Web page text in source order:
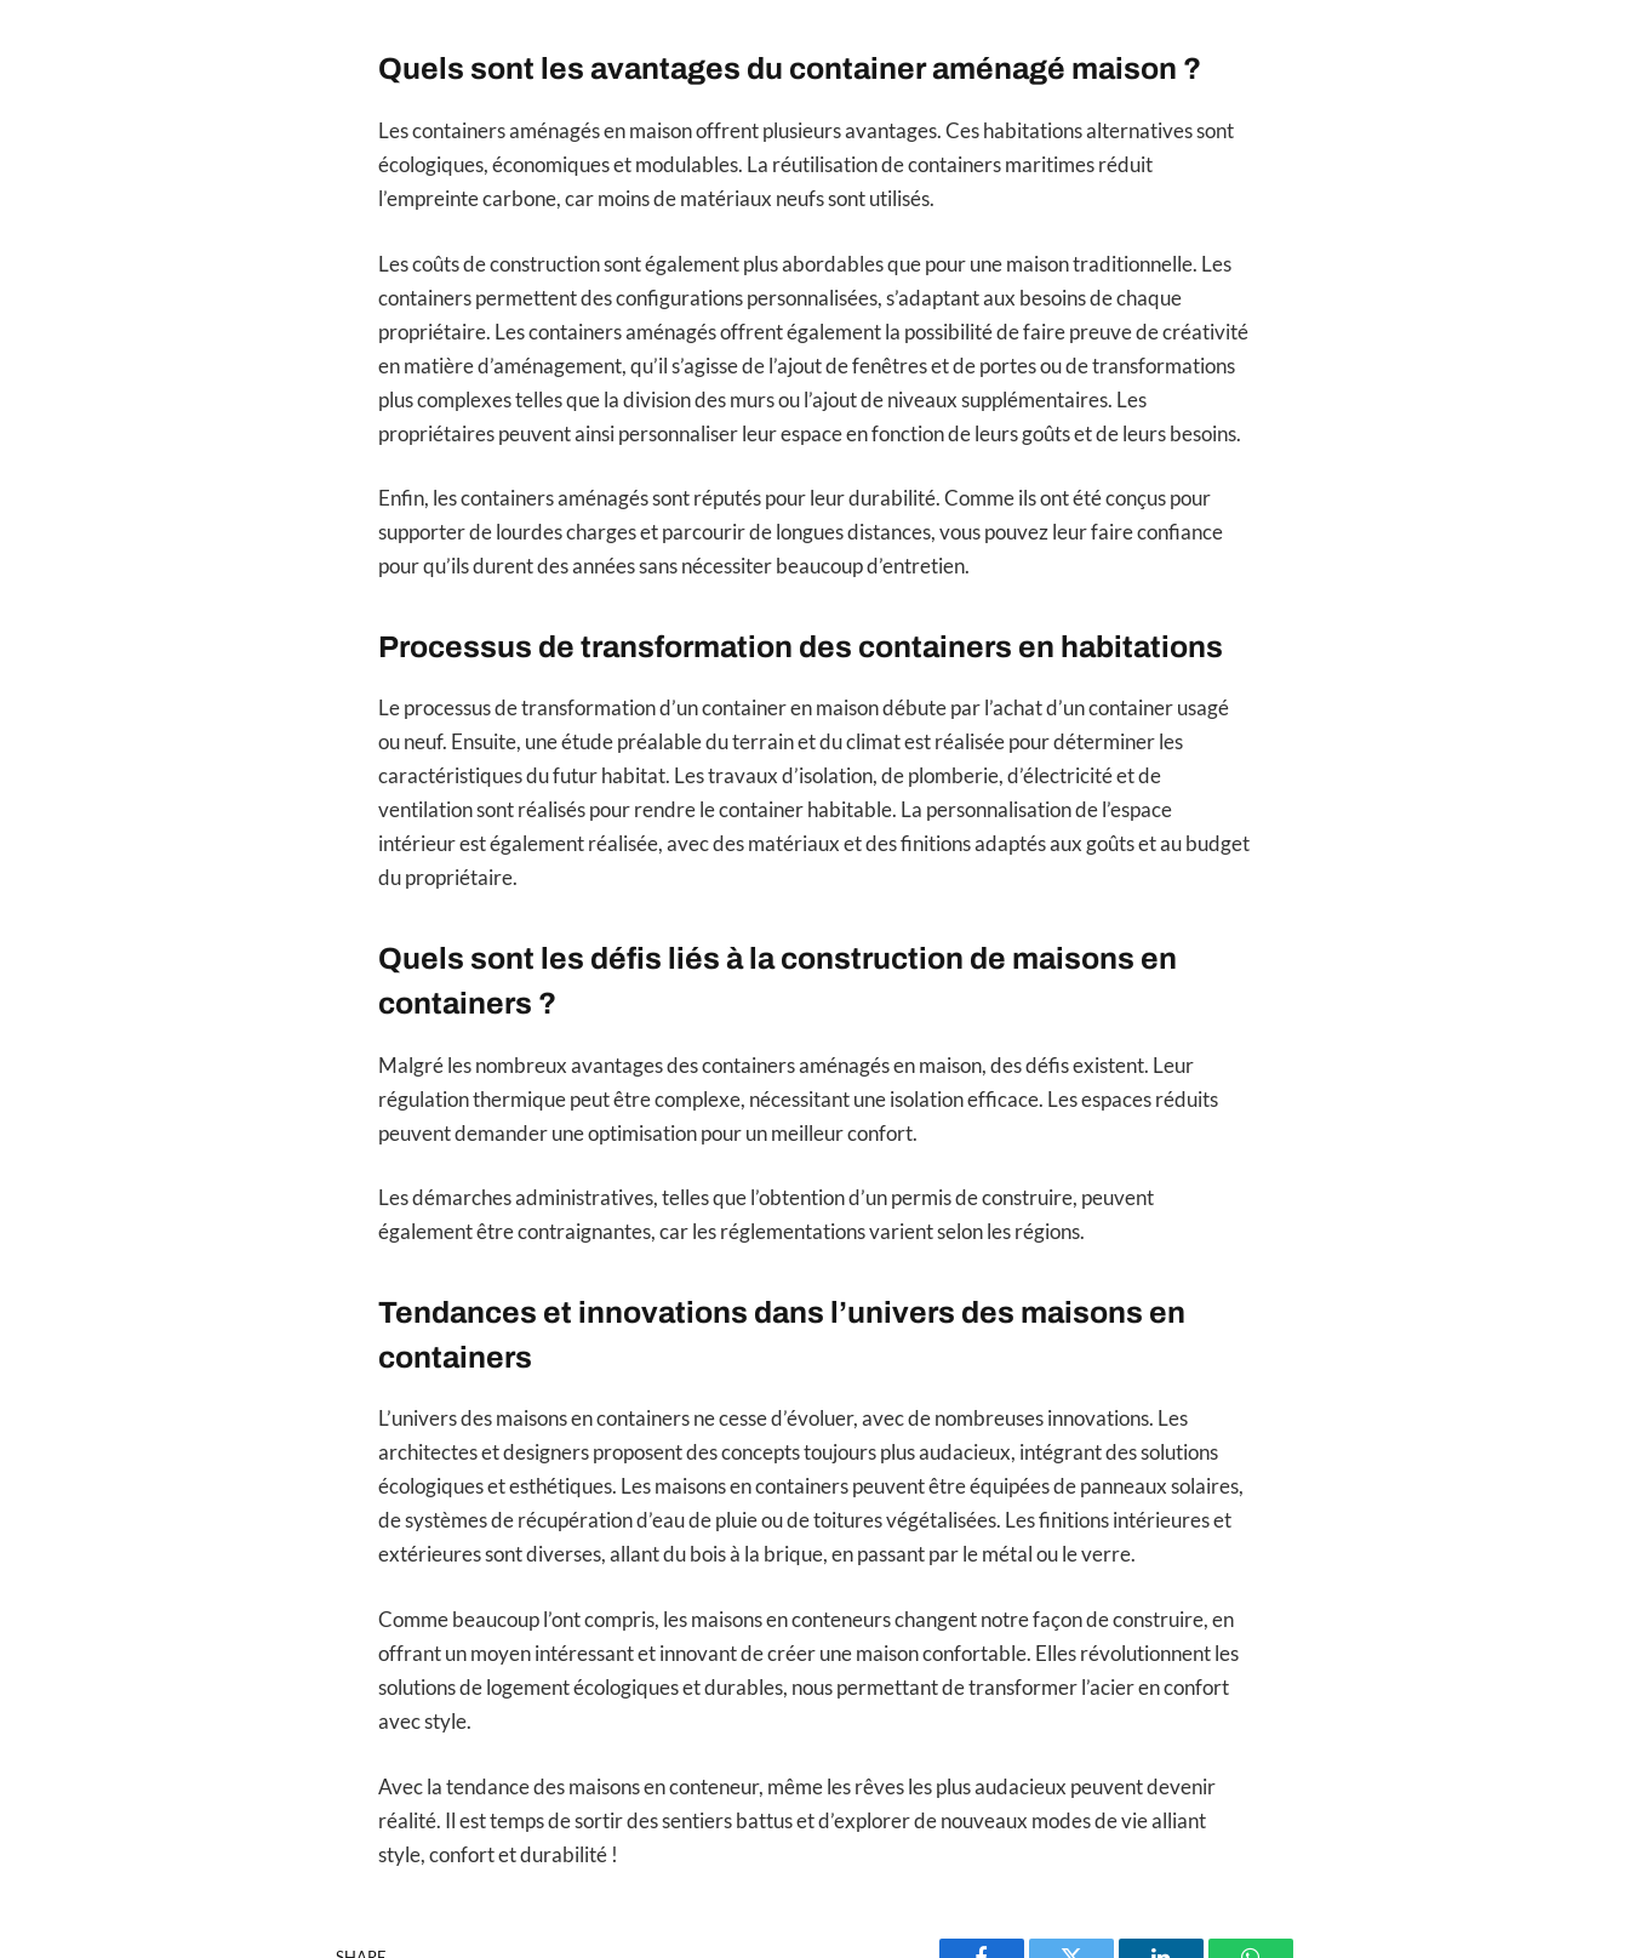
Quels sont les avantages du container aménagé maison ?
Les containers aménagés en maison offrent plusieurs avantages. Ces habitations alternatives sont
écologiques, économiques et modulables. La réutilisation de containers maritimes réduit
l’empreinte carbone, car moins de matériaux neufs sont utilisés.
Les coûts de construction sont également plus abordables que pour une maison traditionnelle. Les
containers permettent des configurations personnalisées, s’adaptant aux besoins de chaque
propriétaire. Les containers aménagés offrent également la possibilité de faire preuve de créativité
en matière d’aménagement, qu’il s’agisse de l’ajout de fenêtres et de portes ou de transformations
plus complexes telles que la division des murs ou l’ajout de niveaux supplémentaires. Les
propriétaires peuvent ainsi personnaliser leur espace en fonction de leurs goûts et de leurs besoins.
Enfin, les containers aménagés sont réputés pour leur durabilité. Comme ils ont été conçus pour
supporter de lourdes charges et parcourir de longues distances, vous pouvez leur faire confiance
pour qu’ils durent des années sans nécessiter beaucoup d’entretien.
Processus de transformation des containers en habitations
Le processus de transformation d’un container en maison débute par l’achat d’un container usagé
ou neuf. Ensuite, une étude préalable du terrain et du climat est réalisée pour déterminer les
caractéristiques du futur habitat. Les travaux d’isolation, de plomberie, d’électricité et de
ventilation sont réalisés pour rendre le container habitable. La personnalisation de l’espace
intérieur est également réalisée, avec des matériaux et des finitions adaptés aux goûts et au budget
du propriétaire.
Quels sont les défis liés à la construction de maisons en
containers ?
Malgré les nombreux avantages des containers aménagés en maison, des défis existent. Leur
régulation thermique peut être complexe, nécessitant une isolation efficace. Les espaces réduits
peuvent demander une optimisation pour un meilleur confort.
Les démarches administratives, telles que l’obtention d’un permis de construire, peuvent
également être contraignantes, car les réglementations varient selon les régions.
Tendances et innovations dans l’univers des maisons en
containers
L’univers des maisons en containers ne cesse d’évoluer, avec de nombreuses innovations. Les
architectes et designers proposent des concepts toujours plus audacieux, intégrant des solutions
écologiques et esthétiques. Les maisons en containers peuvent être équipées de panneaux solaires,
de systèmes de récupération d’eau de pluie ou de toitures végétalisées. Les finitions intérieures et
extérieures sont diverses, allant du bois à la brique, en passant par le métal ou le verre.
Comme beaucoup l’ont compris, les maisons en conteneurs changent notre façon de construire, en
offrant un moyen intéressant et innovant de créer une maison confortable. Elles révolutionnent les
solutions de logement écologiques et durables, nous permettant de transformer l’acier en confort
avec style.
Avec la tendance des maisons en conteneur, même les rêves les plus audacieux peuvent devenir
réalité. Il est temps de sortir des sentiers battus et d’explorer de nouveaux modes de vie alliant
style, confort et durabilité !